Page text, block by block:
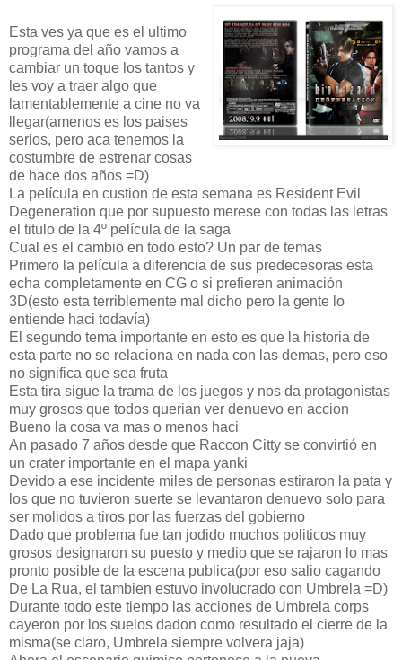
Esta ves ya que es el ultimo
programa del año vamos a
cambiar un toque los tantos y
les voy a traer algo que
lamentablemente a cine no va
llegar(amenos es los paises
serios, pero aca tenemos la
costumbre de estrenar cosas
de hace dos años =D)
La película en custion de esta semana es Resident Evil
Degeneration que por supuesto merese con todas las letras
el titulo de la 4º película de la saga
Cual es el cambio en todo esto? Un par de temas
Primero la película a diferencia de sus predecesoras esta
echa completamente en CG o si prefieren animación
3D(esto esta terriblemente mal dicho pero la gente lo
entiende haci todavía)
El segundo tema importante en esto es que la historia de
esta parte no se relaciona en nada con las demas, pero eso
no significa que sea fruta
Esta tira sigue la trama de los juegos y nos da protagonistas
muy grosos que todos querian ver denuevo en accion
Bueno la cosa va mas o menos haci
An pasado 7 años desde que Raccon Citty se convirtió en
un crater importante en el mapa yanki
Devido a ese incidente miles de personas estiraron la pata y
los que no tuvieron suerte se levantaron denuevo solo para
ser molidos a tiros por las fuerzas del gobierno
Dado que problema fue tan jodido muchos politicos muy
grosos designaron su puesto y medio que se rajaron lo mas
pronto posible de la escena publica(por eso salio cagando
De La Rua, el tambien estuvo involucrado con Umbrela =D)
Durante todo este tiempo las acciones de Umbrela corps
cayeron por los suelos dadon como resultado el cierre de la
misma(se claro, Umbrela siempre volvera jaja)